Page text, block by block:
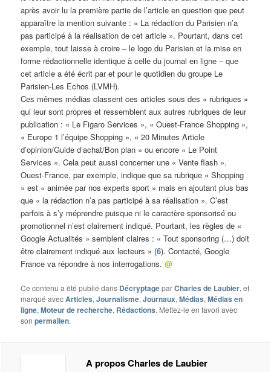
après avoir lu la première partie de l’article en question que peut
apparaître la mention suivante : « La rédaction du Parisien n’a
pas participé à la réalisation de cet article ». Pourtant, dans cet
exemple, tout laisse à croire – le logo du Parisien et la mise en
forme rédactionnelle identique à celle du journal en ligne – que
cet article a été écrit par et pour le quotidien du groupe Le
Parisien-Les Echos (LVMH).
Ces mêmes médias classent ces articles sous des « rubriques »
qui leur sont propres et ressemblent aux autres rubriques de leur
publication : « Le Figaro Services », « Ouest-France Shopping »,
« Europe 1 l’équipe Shopping », « 20 Minutes Article
d’opinion/Guide d’achat/Bon plan » ou encore « Le Point
Services ». Cela peut aussi concerner une « Vente flash ».
Ouest-France, par exemple, indique que sa rubrique « Shopping
» est « animée par nos experts sport » mais en ajoutant plus bas
que « la rédaction n’a pas participé à sa réalisation ». C’est
parfois à s’y méprendre puisque ni le caractère sponsorisé ou
promotionnel n’est clairement indiqué. Pourtant, les règles de «
Google Actualités » semblent claires : « Tout sponsoring (…) doit
être clairement indiqué aux lecteurs » (6). Contacté, Google
France va répondre à nos interrogations.@
Ce contenu a été publié dans DécryptageparCharles de Laubier, et
marqué avecArticles,Journalisme,Journaux,Médias,Médias en
ligne,Moteur de recherche, Rédactions. Mettez-le en favori avec
sonpermalien.
A propos Charles de Laubier